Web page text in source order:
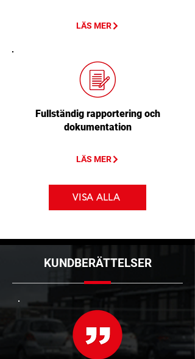
LÄS MER
Fullständig rapportering och
dokumentation
LÄS MER
VISA ALLA
KUNDBERÄTTELSER